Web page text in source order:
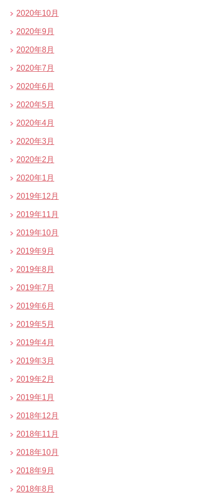
2020年10月
2020年9月
2020年8月
2020年7月
2020年6月
2020年5月
2020年4月
2020年3月
2020年2月
2020年1月
2019年12月
2019年11月
2019年10月
2019年9月
2019年8月
2019年7月
2019年6月
2019年5月
2019年4月
2019年3月
2019年2月
2019年1月
2018年12月
2018年11月
2018年10月
2018年9月
2018年8月